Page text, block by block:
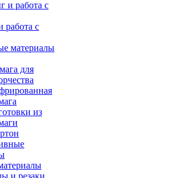
работа с
материалы
для
из
и резаки